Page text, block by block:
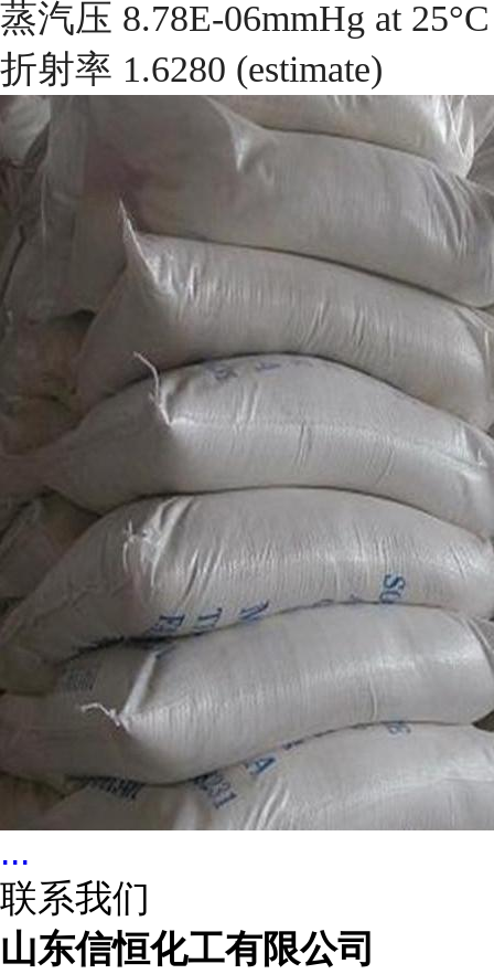
蒸汽压 8.78E-06mmHg at 25°C
折射率 1.6280 (estimate)
...
联系我们
山东信恒化工有限公司